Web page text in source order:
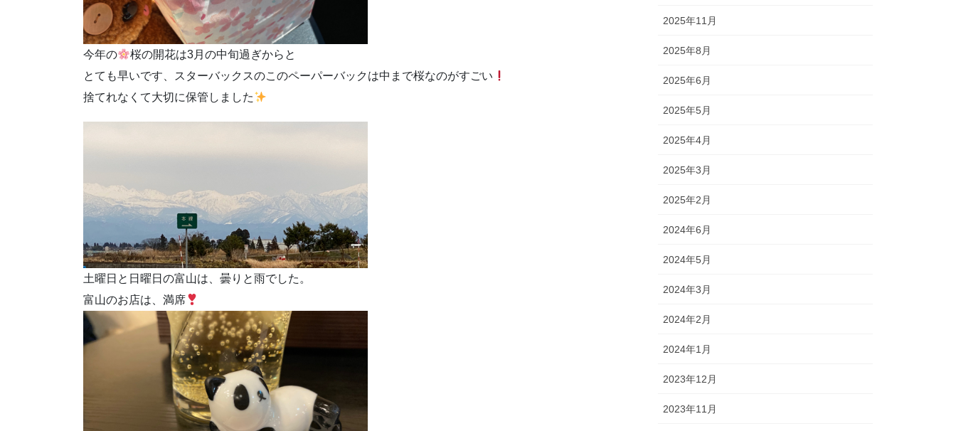
今年の
桜の開花は3月の中旬過ぎからと
とても早いです、スターバックスのこのペーパーバックは中まで桜なのがすごい
捨てれなくて大切に保管しました
土曜日と日曜日の富山は、曇りと雨でした。
富山のお店は、満席
2025年11月
2025年8月
2025年6月
2025年5月
2025年4月
2025年3月
2025年2月
2024年6月
2024年5月
2024年3月
2024年2月
2024年1月
2023年12月
2023年11月